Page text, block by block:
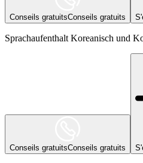
Conseils gratuitsConseils gratuits
Sprachaufenthalt Koreanisch und
Conseils gratuitsConseils gratuits